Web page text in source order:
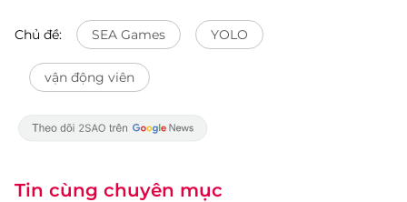
Chủ đề: SEA Games YOLO
vận động viên
Tin cùng chuyên mục